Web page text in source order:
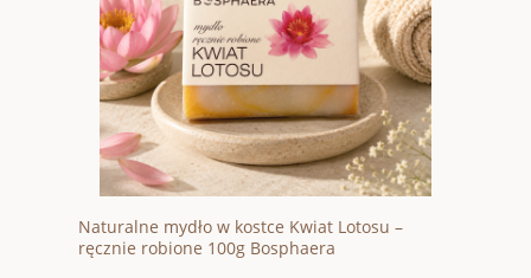
Naturalne mydło w kostce Kwiat Lotosu –
ręcznie robione 100g Bosphaera